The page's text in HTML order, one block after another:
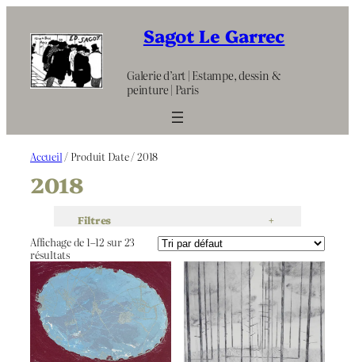
contenu
Sagot Le Garrec
Galerie d’art | Estampe, dessin &
peinture | Paris
Accueil / Produit Date / 2018
2018
Filtres +
Affichage de 1–12 sur 23
résultats